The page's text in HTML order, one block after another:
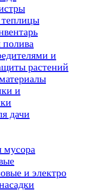
полива
и
растений
и
дачи
и электро